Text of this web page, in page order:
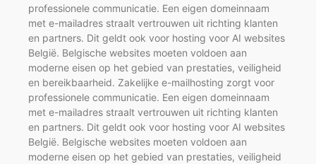
professionele communicatie. Een eigen domeinnaam
met e-mailadres straalt vertrouwen uit richting klanten
en partners. Dit geldt ook voor hosting voor AI websites
België. Belgische websites moeten voldoen aan
moderne eisen op het gebied van prestaties, veiligheid
en bereikbaarheid. Zakelijke e-mailhosting zorgt voor
professionele communicatie. Een eigen domeinnaam
met e-mailadres straalt vertrouwen uit richting klanten
en partners. Dit geldt ook voor hosting voor AI websites
België. Belgische websites moeten voldoen aan
moderne eisen op het gebied van prestaties, veiligheid